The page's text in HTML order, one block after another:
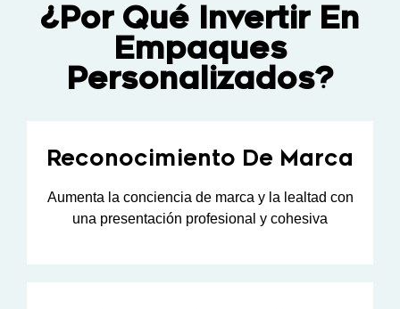
¿Por Qué Invertir En
Empaques
Personalizados?
Reconocimiento De Marca
Aumenta la conciencia de marca y la lealtad con
una presentación profesional y cohesiva